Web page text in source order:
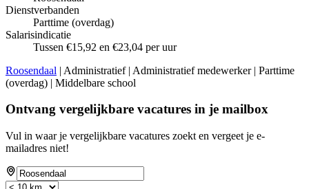
Dienstverbanden
Parttime (overdag)
Salarisindicatie
Tussen €15,92 en €23,04 per uur
Roosendaal | Administratief | Administratief medewerker | Parttime
(overdag) | Middelbare school
Ontvang vergelijkbare vacatures in je mailbox
Vul in waar je vergelijkbare vacatures zoekt en vergeet je e-
mailadres niet!